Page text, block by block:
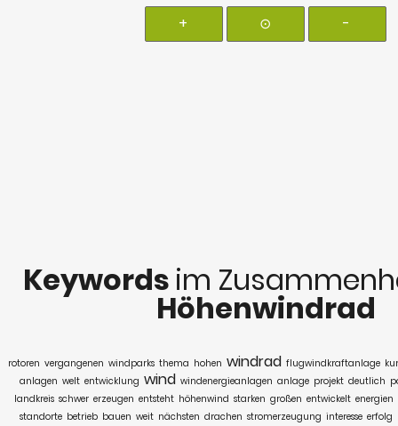
+ ⊙ -
Keywords im
Höhenwindrad
rotoren vergangenen windparks thema hohen windrad flugwindkraftanlage
anlagen welt entwicklung wind windenergieanlagen anlage projekt deutlich
landkreis schwer erzeugen entsteht höhenwind starken großen entwickelt energien
standorte betrieb bauen weit nächsten drachen stromerzeugung interesse erfolg